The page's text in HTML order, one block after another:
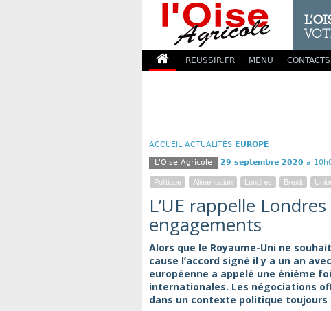
REUSSIR.FR MENU CONTACTS
ACCUEIL ACTUALITÉS EUROPE
L'Oise Agricole 29 septembre 2020 a
Politique Alimentation Londres Brexit
L’UE rappelle
engagements
Alors que le Royaume-Uni ne
cause l’accord signé il y a un an
européenne a appelé une énième
internationales. Les négociations
dans un contexte politique toujours